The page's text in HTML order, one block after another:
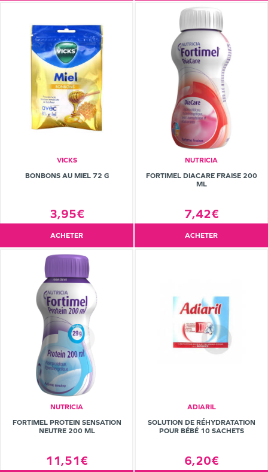
VICKS
BONBONS AU MIEL 72 G
3,95€
ACHETER
NUTRICIA
FORTIMEL DIACARE FRAISE 200
ML
7,42€
ACHETER
NUTRICIA
FORTIMEL PROTEIN SENSATION
NEUTRE 200 ML
11,51€
ADIARIL
SOLUTION DE RÉHYDRATATION
POUR BÉBÉ 10 SACHETS
6,20€